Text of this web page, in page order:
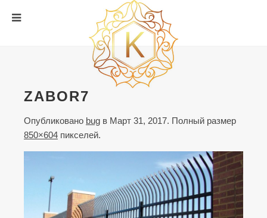
ZABOR7
Опубликовано bug в Март 31, 2017. Полный размер
850×604 пикселей.